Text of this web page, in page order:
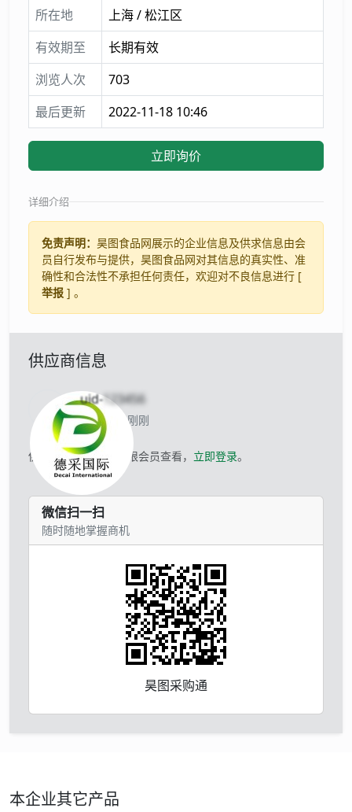
所在地
上海 / 松江区
有效期至
长期有效
浏览人次
703
最后更新
2022-11-18 10:46
立即询价
详细介绍
免责声明： 昊图食品网展示的企业信息及供求信息由会
员自行发布与提供，昊图食品网对其信息的真实性、准
确性和合法性不承担任何责任，欢迎对不良信息进行 [
举报 ] 。
供应商信息
uid-123456
当前离线 刚刚
供应商的联系方式仅限会员查看， 立即登录。
微信扫一扫
随时随地掌握商机
昊图采购通
本企业其它产品